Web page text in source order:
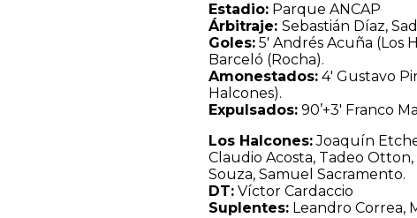
Estadio: Parque ANCAP
Árbitraje: Sebastián Díaz,
Goles: 5′ Andrés Acuña (Los
Barceló (Rocha).
Amonestados: 4′ Gustavo
Halcones).
Expulsados: 90’+3′ Franco
Los Halcones:Joaquín
Claudio Acosta, Tadeo
Souza, Samuel Sacramento.
DT: Víctor Cardaccio
Suplentes: Leandro Correa,